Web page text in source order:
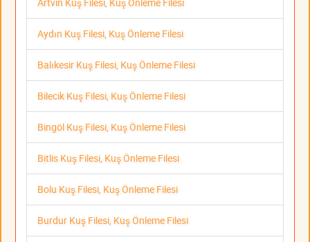
Aydın Kuş Filesi, Kuş Önleme Filesi
Balıkesir Kuş Filesi, Kuş Önleme Filesi
Bilecik Kuş Filesi, Kuş Önleme Filesi
Bingöl Kuş Filesi, Kuş Önleme Filesi
Bitlis Kuş Filesi, Kuş Önleme Filesi
Bolu Kuş Filesi, Kuş Önleme Filesi
Burdur Kuş Filesi, Kuş Önleme Filesi